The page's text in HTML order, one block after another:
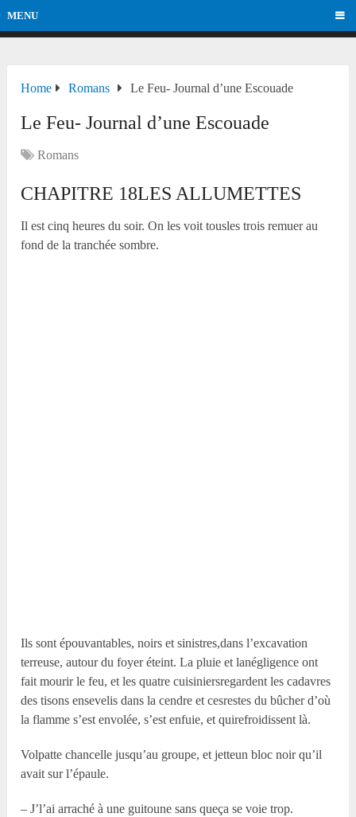
MENU
Home Romans Le Feu- Journal d’une Escouade
Le Feu- Journal d’une Escouade
Romans
CHAPITRE 18LES ALLUMETTES
Il est cinq heures du soir. On les voit tousles trois remuer au
fond de la tranchée sombre.
Ils sont épouvantables, noirs et sinistres,dans l’excavation
terreuse, autour du foyer éteint. La pluie et lanégligence ont
fait mourir le feu, et les quatre cuisiniersregardent les cadavres
des tisons ensevelis dans la cendre et cesrestes du bûcher d’où
la flamme s’est envolée, s’est enfuie, et quirefroidissent là.
Volpatte chancelle jusqu’au groupe, et jetteun bloc noir qu’il
avait sur l’épaule.
– J’l’ai arraché à une guitoune sans queça se voie trop.